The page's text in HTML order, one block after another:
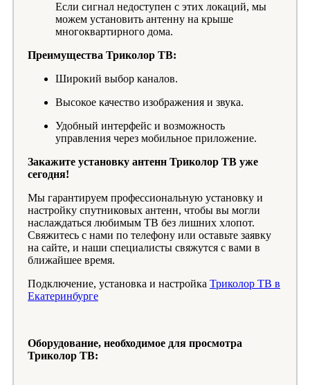
Если сигнал недоступен с этих локаций, мы
можем установить антенну на крыше
многоквартирного дома.
Преимущества Триколор ТВ:
Широкий выбор каналов.
Высокое качество изображения и звука.
Удобный интерфейс и возможность
управления через мобильное приложение.
Закажите установку антенн Триколор ТВ уже
сегодня!
Мы гарантируем профессиональную установку и
настройку спутниковых антенн, чтобы вы могли
наслаждаться любимым ТВ без лишних хлопот.
Свяжитесь с нами по телефону или оставьте заявку
на сайте, и наши специалисты свяжутся с вами в
ближайшее время.
Подключение, установка и настройка Триколор ТВ в
Екатеринбурге
Оборудование, необходимое для просмотра
Триколор ТВ: